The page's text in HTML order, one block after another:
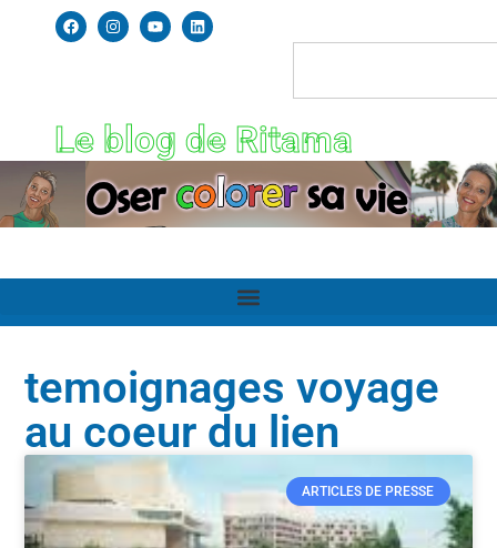
Le blog de Ritama
temoignages voyage
au coeur du lien
ARTICLES DE PRESSE